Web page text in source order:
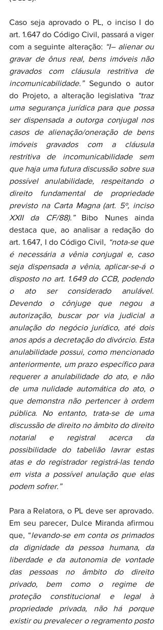
Caso seja aprovado o PL, o inciso I do
art. 1.647 do Código Civil, passará a viger
com a seguinte alteração: “I– alienar ou
gravar de ônus real, bens imóveis não
gravados com cláusula restritiva de
incomunicabilidade.” Segundo o autor
do Projeto, a alteração legislativa
“traz
uma segurança jurídica para que possa
ser dispensada a outorga conjugal nos
casos de alienação/oneração de bens
imóveis gravados com a cláusula
restritiva de incomunicabilidade sem
que haja uma futura discussão sobre sua
possível anulabilidade, respeitando o
direito fundamental de propriedade
previsto na Carta Magna (art. 5º, inciso
XXII da CF/88).” Bibo Nunes ainda
destaca que, ao analisar a redação do
art. 1.647, I do Código Civil, “nota-se que
é necessária a vênia conjugal e, caso
seja dispensada a vênia, aplicar-se-á o
disposto no art. 1.649 do CCB, podendo
o ato ser considerado anulável.
Devendo o cônjuge que negou a
autorização, buscar por via judicial a
anulação do negócio jurídico, até dois
anos após a decretação do divórcio. Esta
anulabilidade possui, como mencionado
anteriormente, um prazo específico para
requerer a anulabilidade do ato, e não
de uma nulidade automática do ato, o
que demonstra não pertencer à ordem
pública. No entanto, trata-se de uma
discussão de direito no âmbito do direito
notarial e registral acerca da
possibilidade do tabelião lavrar estas
atas e do registrador registrá-las tendo
em vista a possível anulação que elas
podem sofrer.”
Para a Relatora, o PL deve ser aprovado.
Em seu parecer, Dulce Miranda afirmou
que, “levando-se em conta os primados
da dignidade da pessoa humana, da
liberdade e da autonomia de vontade
das pessoas no âmbito do direito
privado, bem como o regime de
proteção constitucional e legal à
propriedade privada, não há porque
existir ou prevalecer o regramento posto